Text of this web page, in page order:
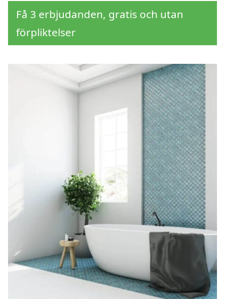
Få 3 erbjudanden, gratis och utan
förpliktelser